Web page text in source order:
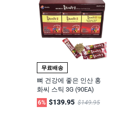
무료배송
뼈 건강에 좋은 인산 홍
화씨 스틱 3G (90EA)
6% $139.95 $149.95